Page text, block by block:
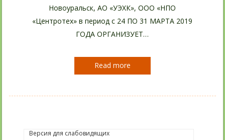
Новоуральск, АО «УЭХК», ООО «НПО
«Центротех» в период с 24 ПО 31 МАРТА 2019
ГОДА ОРГАНИЗУЕТ…
Read more
Версия для слабовидящих